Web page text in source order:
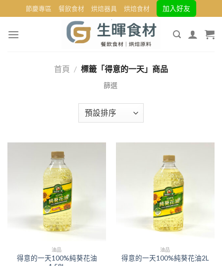
to
content
節慶專區 餐飲食材 烘焙器具 烘焙食材 加入好友
首頁 / 標籤「得意的一天」商品
油品
得意的一天100%純葵花油
油品
得意的一天100%純葵花油2L